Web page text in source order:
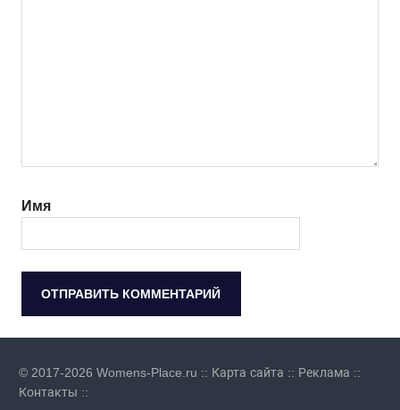
Имя
© 2017-2026 Womens-Place.ru :: Карта сайта :: Реклама ::
Контакты ::